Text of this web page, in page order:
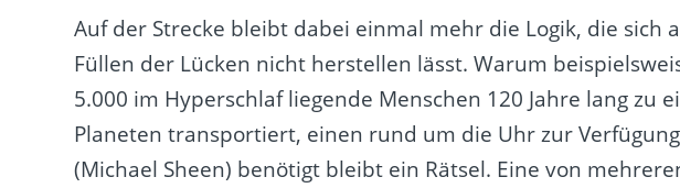
Auf der Strecke bleibt dabei einmal mehr die Logik, die sich
Füllen der Lücken nicht herstellen lässt. Warum
5.000 im Hyperschlaf liegende Menschen 120 Jahre lang zu
Planeten transportiert, einen rund um die Uhr zur
(Michael Sheen) benötigt bleibt ein Rätsel. Eine von